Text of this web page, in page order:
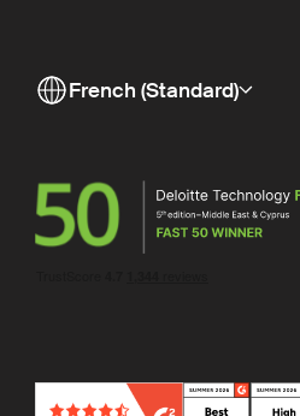
French (Standard)